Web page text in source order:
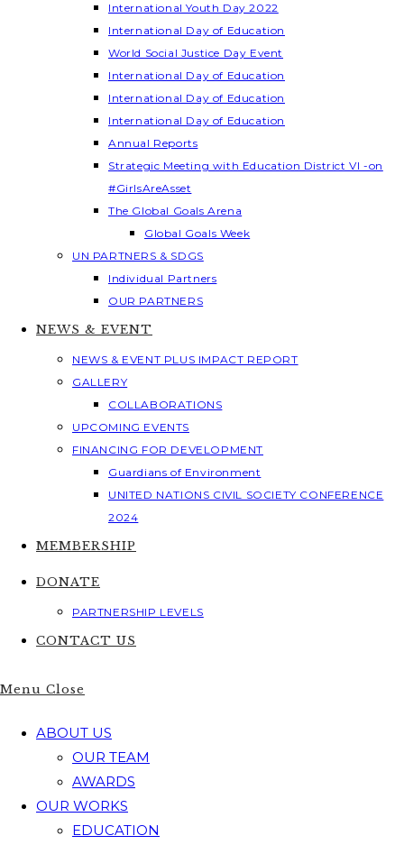
International Youth Day 2022
International Day of Education
World Social Justice Day Event
International Day of Education
International Day of Education
International Day of Education
Annual Reports
Strategic Meeting with Education District VI -on
#GirlsAreAsset
The Global Goals Arena
Global Goals Week
UN PARTNERS & SDGS
Individual Partners
OUR PARTNERS
NEWS & EVENT
NEWS & EVENT PLUS IMPACT REPORT
GALLERY
COLLABORATIONS
UPCOMING EVENTS
FINANCING FOR DEVELOPMENT
Guardians of Environment
UNITED NATIONS CIVIL SOCIETY CONFERENCE
2024
MEMBERSHIP
DONATE
PARTNERSHIP LEVELS
CONTACT US
Menu Close
ABOUT US
OUR TEAM
AWARDS
OUR WORKS
EDUCATION